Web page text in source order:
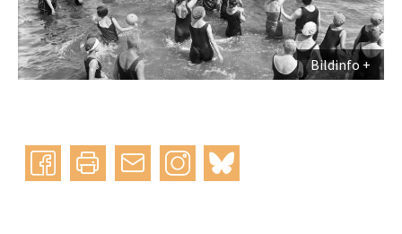
Bildinfo
Instagram
bluesky